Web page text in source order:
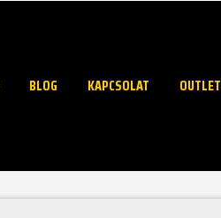
BLOG KAPCSOLAT OUTLET